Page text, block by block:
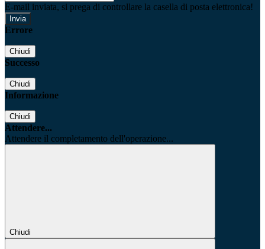
E-mail inviata, si prega di controllare la casella di posta elettronica!
Errore
Chiudi
Successo
Chiudi
Informazione
Chiudi
Attendere...
Attendere il completamento dell'operazione...
Chiudi